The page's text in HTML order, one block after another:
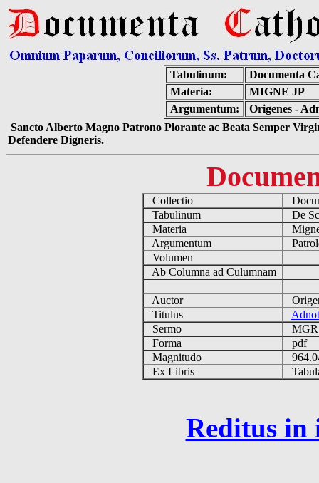
Tabulinum:
Documenta
Materia:
MIGNE JP
Argumentum:
Origenes -
Sancto Alberto Magno Patrono Plorante ac Beata Semper
Defendere Digneris.
Collectio
Tabulinum
De
Materia
Argumentum
Volumen
Ab Columna ad Culumnam
Auctor
Titulus
Sermo
Forma
pdf
Magnitudo
Ex Libris
Reditus in